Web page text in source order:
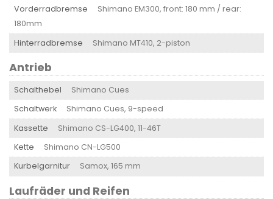
Vorderradbremse
Shimano EM300, front: 180 mm / rear:
180mm
Hinterradbremse
Shimano MT410, 2-piston
Antrieb
Schalthebel
Shimano Cues
Schaltwerk
Shimano Cues, 9-speed
Kassette
Shimano CS-LG400, 11-46T
Kette
Shimano CN-LG500
Kurbelgarnitur
Samox, 165 mm
Laufräder und Reifen